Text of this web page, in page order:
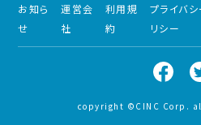
お知ら
せ
運営会
社
利用規
約
プライバ
リシー
copyright ©CINC Corp.